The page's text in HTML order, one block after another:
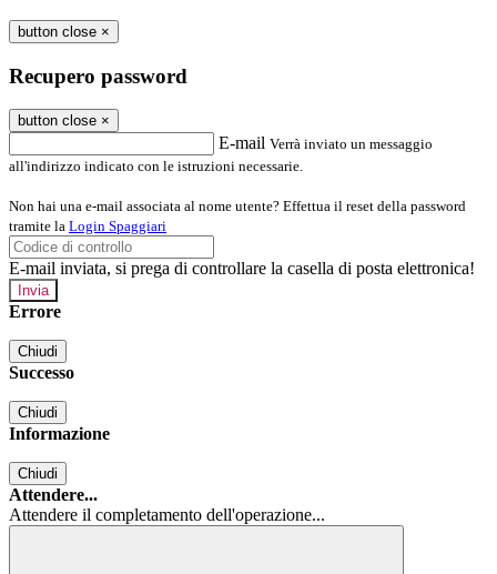
button close ×
Recupero password
button close ×
E-mail Verrà inviato un messaggio
all'indirizzo indicato con le istruzioni necessarie.
Non hai una e-mail associata al nome utente? Effettua il reset della password
tramite la Login Spaggiari
E-mail inviata, si prega di controllare la casella di posta elettronica!
Errore
Chiudi
Successo
Chiudi
Informazione
Chiudi
Attendere...
Attendere il completamento dell'operazione...